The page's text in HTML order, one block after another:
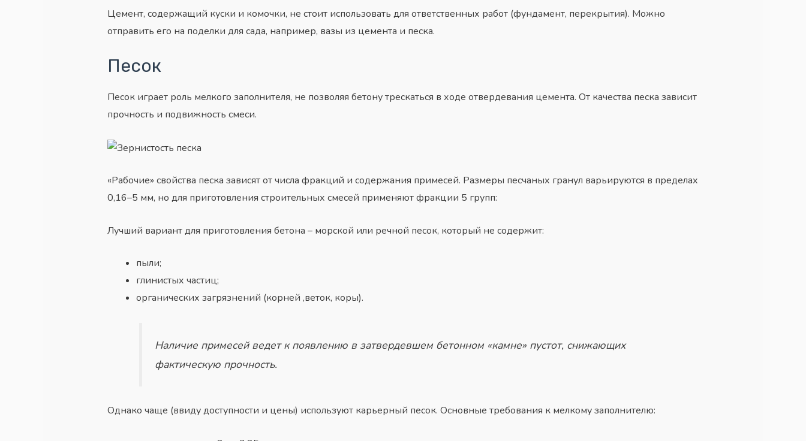
Цемент, содержащий куски и комочки, не стоит использовать для ответственных работ (фундамент, перекрытия). Можно
отправить его на поделки для сада, например, вазы из цемента и песка.
Песок
Песок играет роль мелкого заполнителя, не позволяя бетону трескаться в ходе отвердевания цемента. От качества песка зависит
прочность и подвижность смеси.
«Рабочие» свойства песка зависят от числа фракций и содержания примесей. Размеры песчаных гранул варьируются в пределах
0,16–5 мм, но для приготовления строительных смесей применяют фракции 5 групп:
Лучший вариант для приготовления бетона – морской или речной песок, который не содержит:
пыли;
глинистых частиц;
органических загрязнений (корней ,веток, коры).
Наличие примесей ведет к появлению в затвердевшем бетонном «камне» пустот, снижающих
фактическую прочность.
Однако чаще (ввиду доступности и цены) используют карьерный песок. Основные требования к мелкому заполнителю: